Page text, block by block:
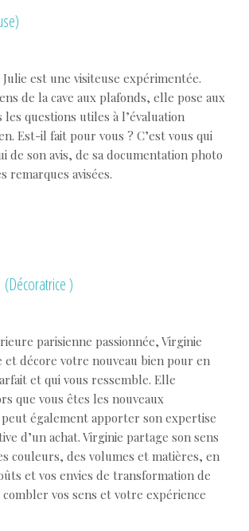
est une visiteuse expérimentée.
de la cave aux plafonds, elle pose aux
questions utiles à l’évaluation
Est-il fait pour vous ? C’est vous qui
de son avis, de sa documentation photo
remarques avisées.
(Décoratrice )
parisienne passionnée, Virginie
et décore votre nouveau bien pour en
et qui vous ressemble. Elle
que vous êtes les nouveaux
également apporter son expertise
d’un achat. Virginie partage son sens
couleurs, des volumes et matières, en
et vos envies de transformation de
vos sens et votre expérience